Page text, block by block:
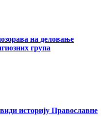
на деловање
група
историју Православне